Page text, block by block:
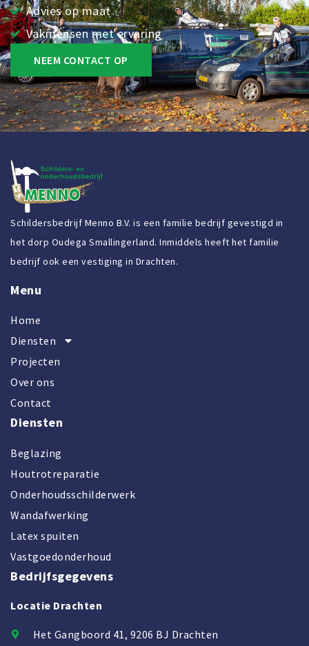
Advies op maat
Vakmensen met ervaring
NEEM CONTACT OP
Schildersbedrijf Menno B.V. is een familie bedrijf gevestigd in
het dorp Oudega Smallingerland. Inmiddels heeft het familie
bedrijf ook een vestiging in Drachten.
Menu
Home
Diensten
Projecten
Over ons
Contact
Diensten
Beglazing
Houtrotreparatie
Onderhoudsschilderwerk
Wandafwerking
Latex spuiten
Vastgoedonderhoud
Bedrijfsgegevens
Locatie Drachten
Het Gangboord 41, 9206 BJ Drachten